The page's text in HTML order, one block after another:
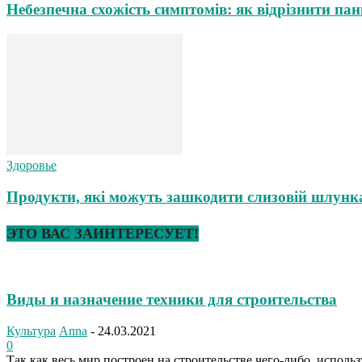
Небезпечна схожість симптомів: як відрізнити
Здоровье
Продукти, які можуть зашкодити слизовій
ЭТО ВАС ЗАИНТЕРЕСУЕТ!
Виды и назначение техники для строительства
Культура Anna - 24.03.2021
0